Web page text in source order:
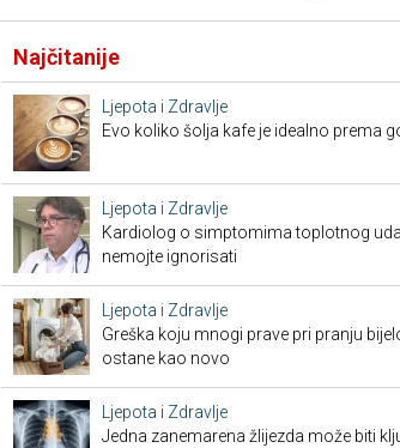
Najčitanije
Ljepota i Zdravlje
Evo koliko šolja kafe je idealno prema
Ljepota i Zdravlje
Kardiolog o simptomima toplotnog
nemojte ignorisati
Ljepota i Zdravlje
Greška koju mnogi prave pri pranju
ostane kao novo
Ljepota i Zdravlje
Jedna zanemarena žlijezda može biti